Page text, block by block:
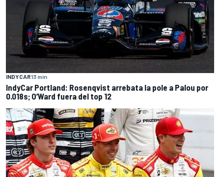
INDYCAR13 min
IndyCar Portland: Rosenqvist arrebata la pole a Palou por
0.018s; O’Ward fuera del top 12